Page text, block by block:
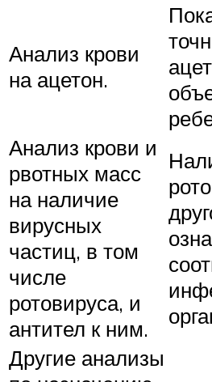
Анализ крови
на ацетон.
Анализ крови и
рвотных масс
на наличие
вирусных
частиц, в том
числе
ротовируса, и
антител к ним.
Другие анализы